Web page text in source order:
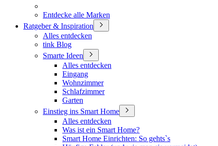
Entdecke alle Marken
Ratgeber & Inspiration
Alles entdecken
tink Blog
Smarte Ideen
Alles entdecken
Eingang
Wohnzimmer
Schlafzimmer
Garten
Einstieg ins Smart Home
Alles entdecken
Was ist ein Smart Home?
Smart Home Einrichten: So gehts`s